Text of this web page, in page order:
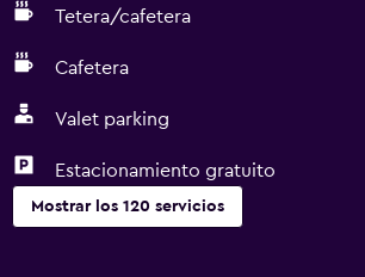
Tetera/cafetera
Cafetera
Valet parking
Estacionamiento gratuito
Mostrar los 120 servicios